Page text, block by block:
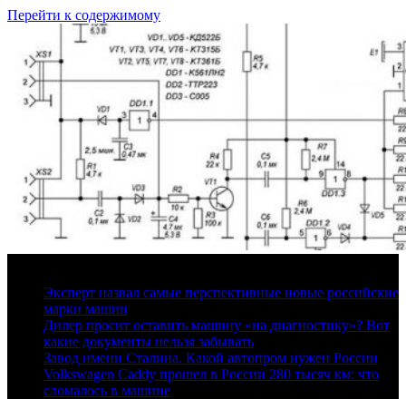
Перейти к содержимому
Эксперт назвал самые перспективные новые российские
марки машин
Дилер просит оставить машину «на диагностику»? Вот
какие документы нельзя забывать
Завод имени Сталина. Какой автопром нужен России
Volkswagen Caddy прошел в России 280 тысяч км: что
сломалось в машине